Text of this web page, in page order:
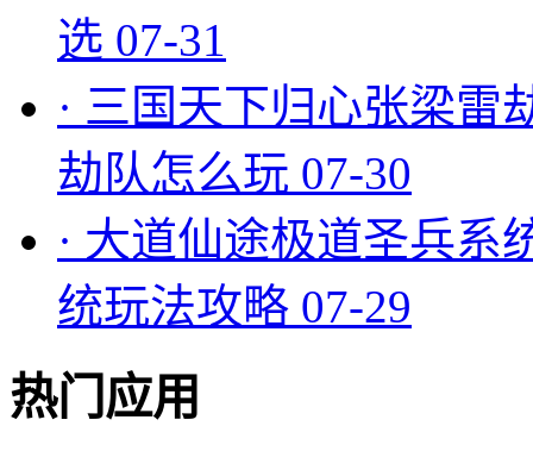
选 07-31
· 三国天下归心张梁雷
劫队怎么玩 07-30
· 大道仙途极道圣兵系
统玩法攻略 07-29
热门应用